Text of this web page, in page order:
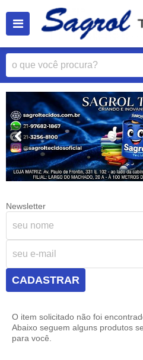
Newsletter
CADASTRAR
O item solicitado não foi
Abaixo seguem alguns produtos
para você.